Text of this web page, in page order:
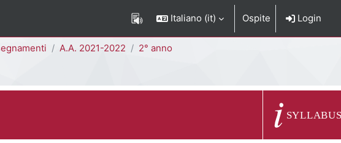
Italiano ‎(it)‎ Ospite Login
A.A. 2021-2022 2° anno
Descrizione del
SYLLABUS